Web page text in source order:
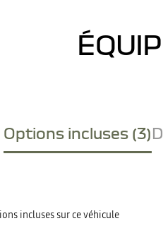
Options incluses (3)
incluses sur ce véhicule